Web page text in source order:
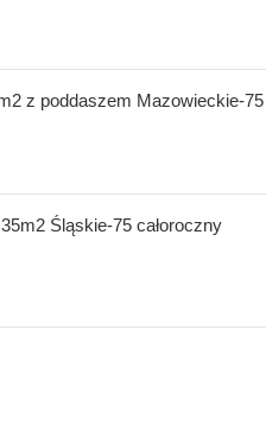
z poddaszem Mazowieckie-75
Śląskie-75 całoroczny